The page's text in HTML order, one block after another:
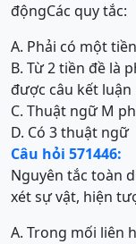
độngCác quy tắc:
A. Phải có một
B. Từ 2 tiền đề là
được câu kết luận
C. Thuật ngữ M
D. Có 3 thuật ngữ
Câu hỏi 571446:
Nguyên tắc toàn
xét sự vật, hiện
A. Trong mối liên